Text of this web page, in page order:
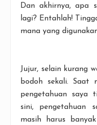
Dan akhirnya, apa
lagi? Entahlah!
mana yang
Jujur, selain kurang
bodoh sekali. Saat
pengetahuan saya
sini, pengetahuan
masih harus